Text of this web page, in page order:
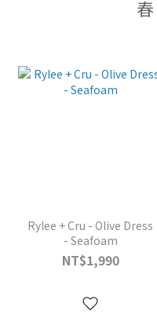
Rylee + Cru - Olive Dress
- Seafoam
NT$1,990